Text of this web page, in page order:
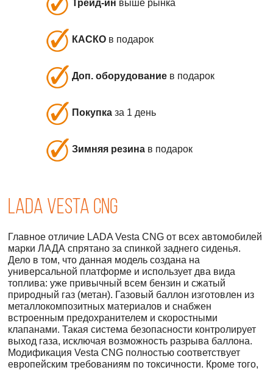
Трейд-ин выше рынка
КАСКО в подарок
Доп. оборудование в подарок
Покупка за 1 день
Зимняя резина в подарок
LADA Vesta CNG
Главное отличие LADA Vesta CNG от всех автомобилей
марки ЛАДА спрятано за спинкой заднего сиденья.
Дело в том, что данная модель создана на
универсальной платформе и использует два вида
топлива: уже привычный всем бензин и сжатый
природный газ (метан). Газовый баллон изготовлен из
металлокомпозитных материалов и снабжен
встроенным предохранителем и скоростными
клапанами. Такая система безопасности контролирует
выход газа, исключая возможность разрыва баллона.
Модификация Vesta CNG полностью соответствует
европейским требованиям по токсичности. Кроме того,